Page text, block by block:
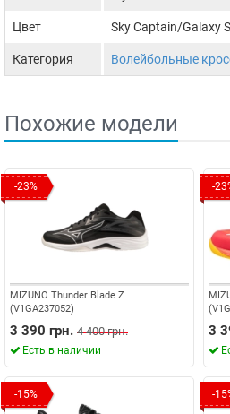
Цвет Sky Captain/Galaxy
Категория Волейбольные
Похожие модели
-23%
MIZUNO Thunder Blade Z
(V1GA237052)
3 390 грн. 4 400 грн.
Есть в наличии
-
3
-15% -